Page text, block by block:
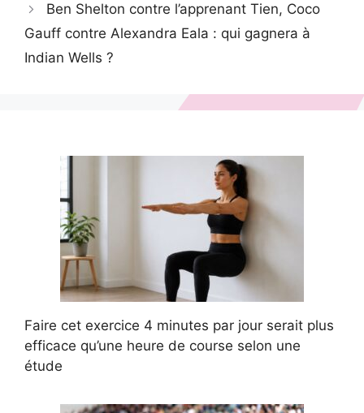
Ben Shelton contre l’apprenant Tien, Coco
Gauff contre Alexandra Eala : qui gagnera à
Indian Wells ?
Faire cet exercice 4 minutes par jour serait plus
efficace qu’une heure de course selon une
étude